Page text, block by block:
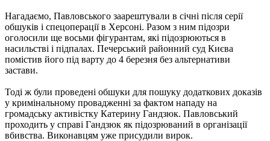
Нагадаємо, Павловського заарештували в січні після серії
обшуків і спецоперації в Херсоні. Разом з ним підозри
оголосили ще восьми фігурантам, які підозрюються в
насильстві і підпалах. Печерський районний суд Києва
помістив його під варту до 4 березня без альтернативи
застави.
Тоді ж були проведені обшуки для пошуку додаткових доказів
у кримінальному провадженні за фактом нападу на
громадську активістку Катерину Гандзюк. Павловський
проходить у справі Гандзюк як підозрюваний в організації
вбивства. Виконавцям уже присудили вирок.